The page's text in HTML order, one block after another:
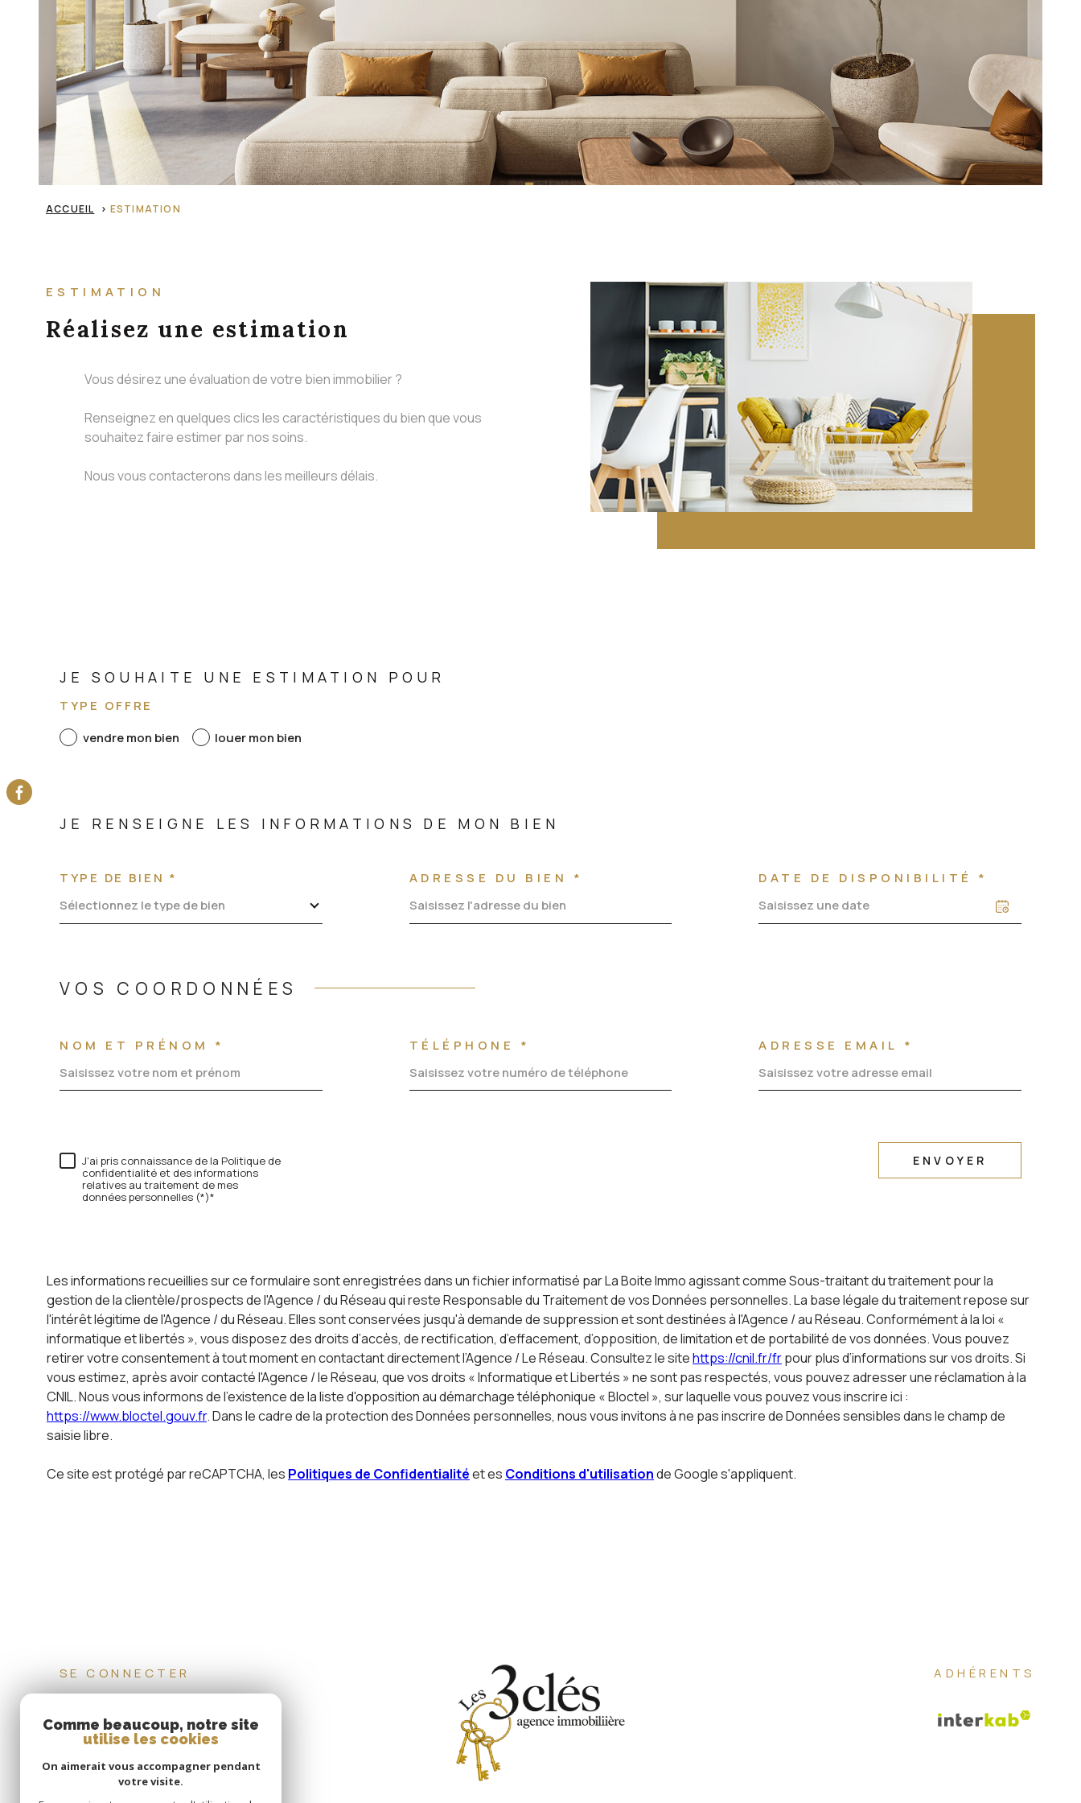
ACCUEIL ESTIMATION
ESTIMATION
Réalisez une estimation
Vous désirez une évaluation de votre bien immobilier ?
Renseignez en quelques clics les caractéristiques du bien que vous
souhaitez faire estimer par nos soins.
Nous vous contacterons dans les meilleurs délais.
JE SOUHAITE UNE ESTIMATION POUR
TYPE OFFRE
vendre mon bien
louer mon bien
JE RENSEIGNE LES INFORMATIONS DE MON BIEN
TYPE DE BIEN *
Sélectionnez le type de bien
ADRESSE DU BIEN * DATE DE DISPONIBILITÉ *
VOS COORDONNÉES
NOM ET PRÉNOM * TÉLÉPHONE * ADRESSE EMAIL *
J'ai pris connaissance de la Politique de
confidentialité et des informations
relatives au traitement de mes
données personnelles (*)*
ENVOYER
Les informations recueillies sur ce formulaire sont enregistrées dans un fichier informatisé par La Boite Immo agissant comme Sous-traitant du traitement pour la
gestion de la clientèle/prospects de l'Agence / du Réseau qui reste Responsable du Traitement de vos Données personnelles. La base légale du traitement repose sur
l'intérêt légitime de l'Agence / du Réseau. Elles sont conservées jusqu'à demande de suppression et sont destinées à l'Agence / au Réseau. Conformément à la loi «
informatique et libertés », vous disposez des droits d’accès, de rectification, d’effacement, d’opposition, de limitation et de portabilité de vos données. Vous pouvez
retirer votre consentement à tout moment en contactant directement l’Agence / Le Réseau. Consultez le sitehttps://cnil.fr/frpour plus d’informations sur vos droits. Si
vous estimez, après avoir contacté l'Agence / le Réseau, que vos droits « Informatique et Libertés » ne sont pas respectés, vous pouvez adresser une réclamation à la
CNIL. Nous vous informons de l’existence de la liste d'opposition au démarchage téléphonique « Bloctel », sur laquelle vous pouvez vous inscrire ici :
https://www.bloctel.gouv.fr. Dans le cadre de la protection des Données personnelles, nous vous invitons à ne pas inscrire de Données sensibles dans le champ de
saisie libre.
Ce site est protégé par reCAPTCHA, les Politiques de Confidentialitéet es Conditions d'utilisationde Google s'appliquent.
SE CONNECTER
ESPACE PROPRIÉTAIRE
ADHÉRENTS
Comme beaucoup, notre site
utilise les cookies
On aimerait vous accompagner pendant
votre visite.